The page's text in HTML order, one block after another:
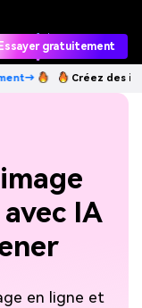
Essayer gratuitement
Créez des images IA à
IA
en ligne et